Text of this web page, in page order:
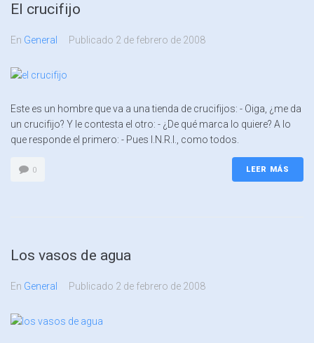
El crucifijo
En General Publicado 2 de febrero de 2008
Este es un hombre que va a una tienda de crucifijos: - Oiga, ¿me da
un crucifijo? Y le contesta el otro: - ¿De qué marca lo quiere? A lo
que responde el primero: - Pues I.N.R.I., como todos.
0 LEER MÁS
Los vasos de agua
En General Publicado 2 de febrero de 2008